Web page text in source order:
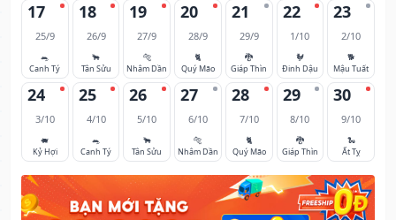
17
25/9
🐀
Canh Tý
18
26/9
🐂
Tân Sửu
19
27/9
🐅
Nhâm Dần
20
28/9
🐈
Quý Mão
21
29/9
🐉
Giáp Thìn
22
1/10
🐓
Đinh Dậu
23
2/10
🐕
Mậu Tuất
24
3/10
🐖
Kỷ Hợi
25
4/10
🐀
Canh Tý
26
5/10
🐂
Tân Sửu
27
6/10
🐅
Nhâm Dần
28
7/10
🐈
Quý Mão
29
8/10
🐉
Giáp Thìn
30
9/10
🐍
Ất Tỵ